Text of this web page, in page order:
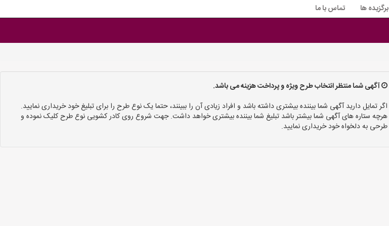
برگزیده ها تماس با ما
آگهی شما منتظر انتخاب طرح ویژه و پرداخت هزینه می باشد.
اگر تمایل دارید آگهی شما بیننده بیشتری داشته باشد و افراد زیادی آن را ببینند، حتما یک نوع طرح را برای تبلیغ خود خریداری نمایید.
هرچه ستاره های آگهی شما بیشتر باشد تبلیغ شما بیننده بیشتری خواهد داشت. جهت شروع روی کادر کشویی نوع طرح کلیک نموده و
طرحی به دلخواه خود خریداری نمایید.